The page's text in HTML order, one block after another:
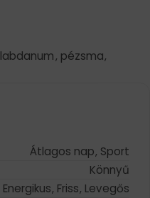
labdanum, pézsma,
Átlagos nap, Sport
Könnyű
Energikus, Friss, Levegős